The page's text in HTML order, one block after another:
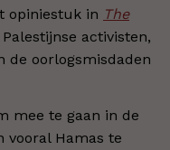
opiniestuk in The
activisten,
de oorlogsmisdaden
mee te gaan in de
vooral Hamas te